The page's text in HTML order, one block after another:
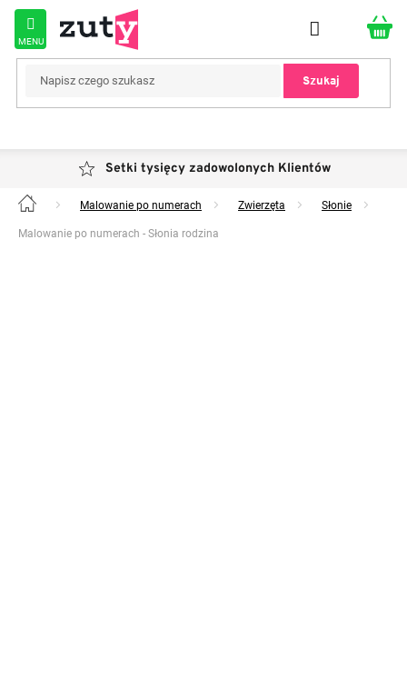
Przejść
treści
Szukaj
Setki tysięcy zadowolonych Klientów
Home Malowanie po numerach Zwierzęta Słonie
Malowanie po numerach - Słonia rodzina